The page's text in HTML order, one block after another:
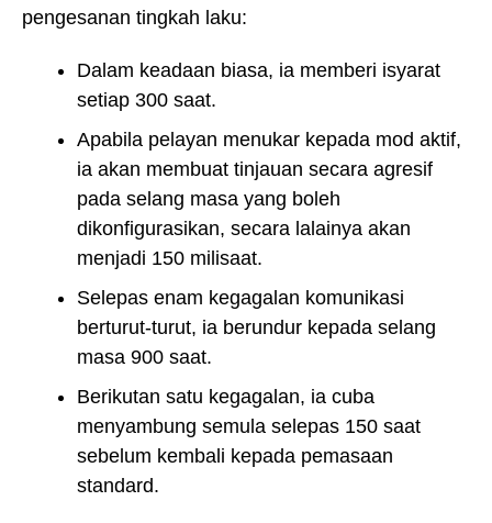
pengesanan tingkah laku:
Dalam keadaan biasa, ia memberi isyarat
setiap 300 saat.
Apabila pelayan menukar kepada mod aktif,
ia akan membuat tinjauan secara agresif
pada selang masa yang boleh
dikonfigurasikan, secara lalainya akan
menjadi 150 milisaat.
Selepas enam kegagalan komunikasi
berturut-turut, ia berundur kepada selang
masa 900 saat.
Berikutan satu kegagalan, ia cuba
menyambung semula selepas 150 saat
sebelum kembali kepada pemasaan
standard.